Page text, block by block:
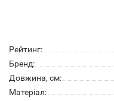
Рейтинг:
Бренд:
Довжина, см:
Матеріал: